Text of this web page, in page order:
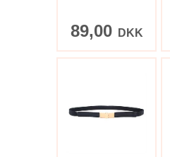
89,00DKK